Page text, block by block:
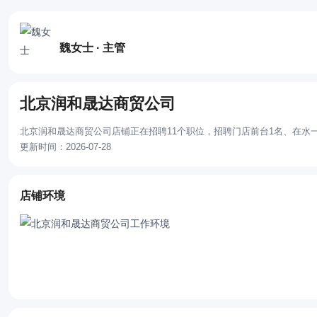
魏女士 · 主管
北京润和晟达商贸公司
北京润和晟达商贸公司店铺正在招聘11个职位，招聘门店前台1名、在
更新时间：2026-07-28
店铺环境